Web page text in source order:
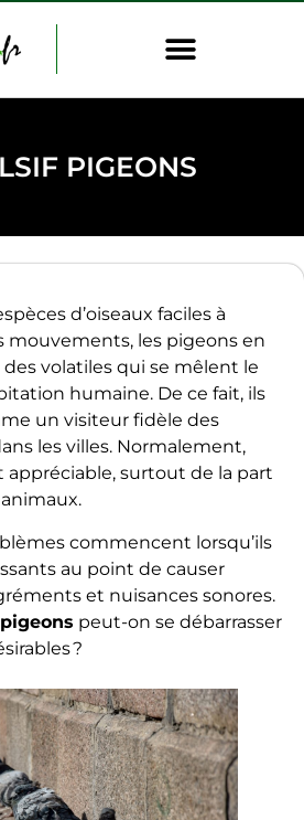
PIGEONS
d’oiseaux faciles à
mouvements, les pigeons en
volatiles qui se mêlent le
humaine. De ce fait, ils
un visiteur fidèle des
les villes. Normalement,
appréciable, surtout de la part
commencent lorsqu’ils
au point de causer
et nuisances sonores.
peut-on se débarrasser
?